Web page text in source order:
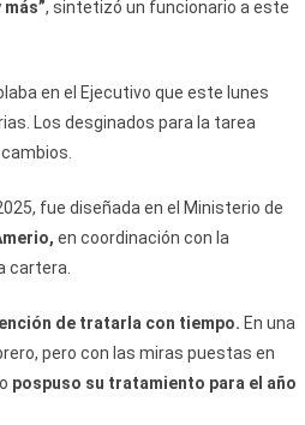
, sintetizó un funcionario a este
en el Ejecutivo que este lunes
Los desginados para la tarea
fue diseñada en el Ministerio de
en coordinación con la
cartera.
de tratarla con tiempo. En una
pero con las miras puestas en
pospuso su tratamiento para el año